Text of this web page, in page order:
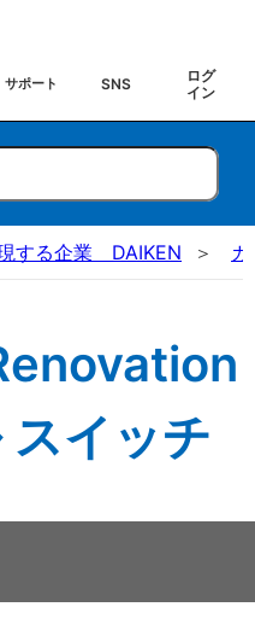
サポート SNS
ログ
イン
する企業 DAIKEN
イッチ